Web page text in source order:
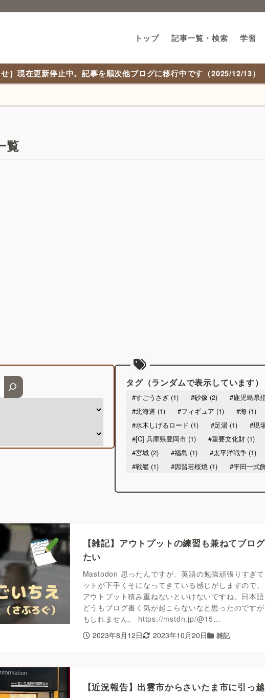
トップ 記事一覧・検索 学習
］現在更新停止中。記事を順次他ブログに移行中です（2025/12/13）
覧
タグ（ランダムで表示しています）
#すごうさぎ (1) #砂像 (2)
#鹿児島県
#北海道 (1)
#フィギュア (1) #海 (1)
#水木しげるロード (1)
#足湯 (1)
#現
#[C] 兵庫県豊岡市 (1)
#重要文化財 (1)
#宮城 (2)
#福島 (1) #太平洋戦争 (1)
#戦艦 (1)
#因習若桜焼 (1) #平田一式
【雑記】アウトプットの練習も兼ねてブロ
たい
Mastodon 思ったんですが、英語の勉強頑張りすぎ
ットが下手くそになってきている感じがしますので
アウトプット積み重ねないといけないですね。日本語
どうもブログ書く気が起こらないなと思ったのです
もしれません。 https://mstdn.jp/@15…
2023年8月12日
2023年10月20日 雑記
【近況報告】出雲市からさいたま市に引っ